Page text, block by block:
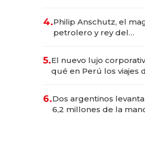
4.Philip Anschutz, el
petrolero y rey del
Fénix
5.El nuevo lujo
qué en Perú los viajes
para convertirse en
transformadoras
6.Dos argentinos
6,2 millones de la